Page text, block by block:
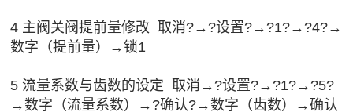
4 主阀关阀提前量修改 取消?→?设置?→?1?→?4?→
数字（提前量）→锁1
5 流量系数与齿数的设定 取消→?设置?→?1?→?5?
→数字（流量系数）→?确认?→数字（齿数）→确认